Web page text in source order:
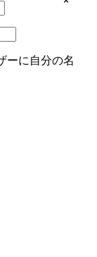
ーに自分の名